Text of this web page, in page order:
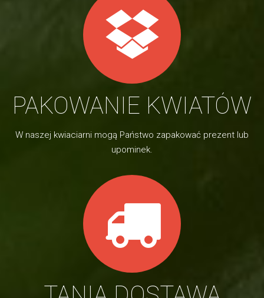
PAKOWANIE KWIATÓW
W naszej kwiaciarni mogą Państwo zapakować prezent lub
upominek.